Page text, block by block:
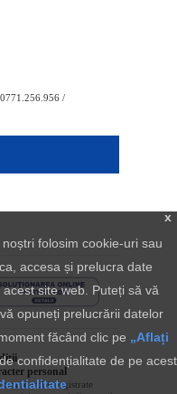
/
personal
marci inregistrate
x
folosim cookie-uri sau
accesa și prelucra date
site web. Puteți să vă
opuneți prelucrării datelor
făcând clic pe „Aflați
confidențialitate de pe acest